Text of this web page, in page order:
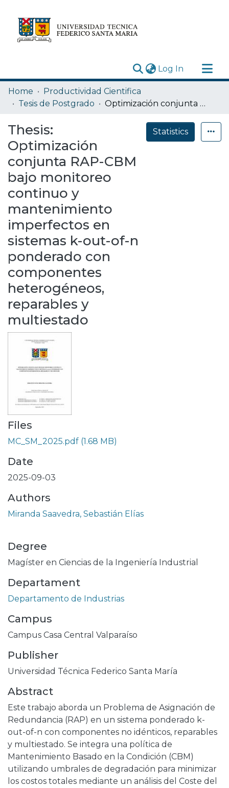
Log In (current)
Research Outputs
Statistics
Depósito
Home
Productividad Cientifica
Tesis de Postgrado
Optimización conjunta RAP-CBM bajo monitoreo continuo y mantenimiento imperfectos en sistemas k-out-of-n ponderado con componentes heterogéneos, reparables y multiestado
Thesis:
Optimización
conjunta RAP-CBM
bajo monitoreo
continuo y
mantenimiento
imperfectos en
sistemas k-out-of-n
ponderado con
componentes
heterogéneos,
reparables y
multiestado
Statistics
Files
MC_SM_2025.pdf (1.68 MB)
Date
2025-09-03
Authors
Miranda Saavedra, Sebastián Elías
Degree
Magíster en Ciencias de la Ingeniería Industrial
Departament
Departamento de Industrias
Campus
Campus Casa Central Valparaíso
Publisher
Universidad Técnica Federico Santa María
Abstract
Este trabajo aborda un Problema de Asignación de
Redundancia (RAP) en un sistema ponderado k-
out-of-n con componentes no idénticos, reparables
y multiestado. Se integra una política de
Mantenimiento Basado en la Condición (CBM)
utilizando umbrales de degradación para minimizar
los costos totales mediante un análisis del Coste del